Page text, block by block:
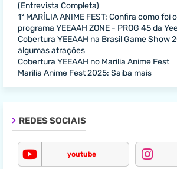
(Entrevista Completa)
1º MARÍLIA ANIME FEST: Confira como foi
programa YEEAAH ZONE - PROG 45 da
Cobertura YEEAAH na Brasil Game Show
algumas atrações
Cobertura YEEAAH no Marilia Anime Fest
Marilia Anime Fest 2025: Saiba mais
REDES SOCIAIS
youtube